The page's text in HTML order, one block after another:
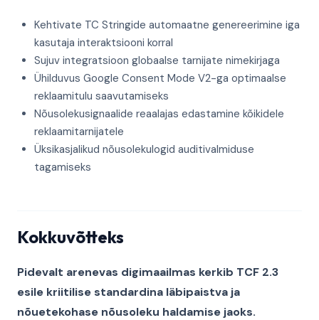
Kehtivate TC Stringide automaatne genereerimine iga
kasutaja interaktsiooni korral
Sujuv integratsioon globaalse tarnijate nimekirjaga
Ühilduvus Google Consent Mode V2-ga optimaalse
reklaamitulu saavutamiseks
Nõusolekusignaalide reaalajas edastamine kõikidele
reklaamitarnijatele
Üksikasjalikud nõusolekulogid auditivalmiduse
tagamiseks
Kokkuvõtteks
Pidevalt arenevas digimaailmas kerkib TCF 2.3
esile kriitilise standardina läbipaistva ja
nõuetekohase nõusoleku haldamise jaoks.